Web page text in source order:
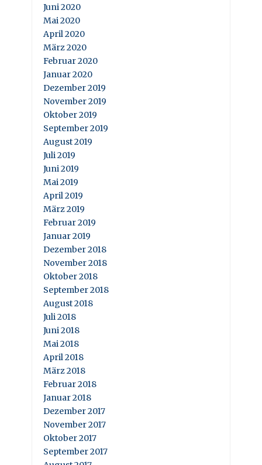
Juni 2020
Mai 2020
April 2020
März 2020
Februar 2020
Januar 2020
Dezember 2019
November 2019
Oktober 2019
September 2019
August 2019
Juli 2019
Juni 2019
Mai 2019
April 2019
März 2019
Februar 2019
Januar 2019
Dezember 2018
November 2018
Oktober 2018
September 2018
August 2018
Juli 2018
Juni 2018
Mai 2018
April 2018
März 2018
Februar 2018
Januar 2018
Dezember 2017
November 2017
Oktober 2017
September 2017